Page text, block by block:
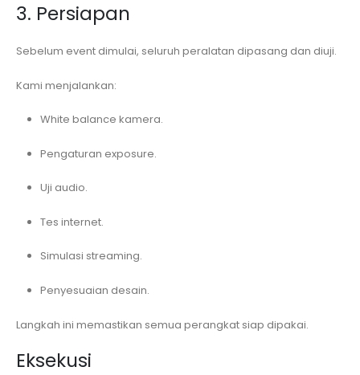
3. Persiapan
Sebelum event dimulai, seluruh peralatan dipasang dan diuji.
Kami menjalankan:
White balance kamera.
Pengaturan exposure.
Uji audio.
Tes internet.
Simulasi streaming.
Penyesuaian desain.
Langkah ini memastikan semua perangkat siap dipakai.
Eksekusi